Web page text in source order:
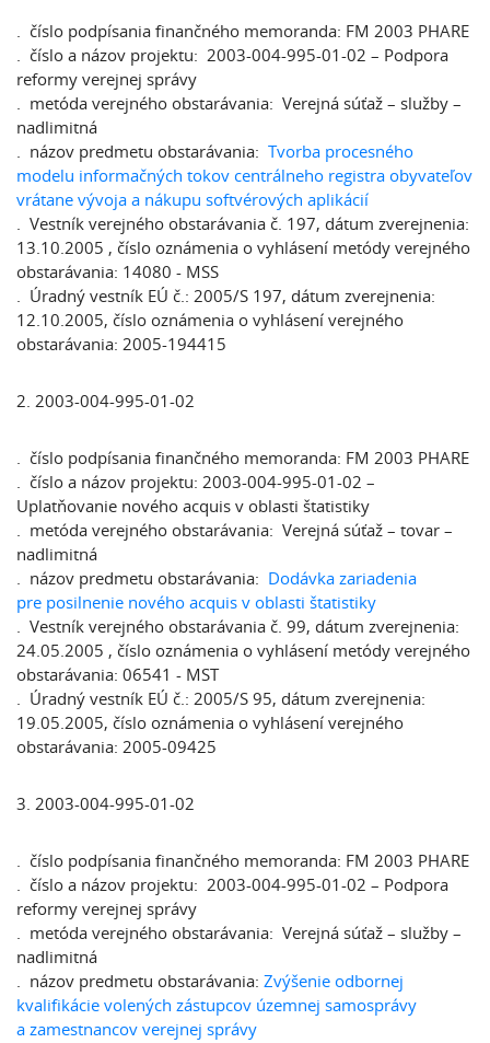
. číslo podpísania finančného memoranda: FM 2003 PHARE
. číslo a názov projektu: 2003-004-995-01-02 – Podpora
reformy verejnej správy
. metóda verejného obstarávania: Verejná súťaž – služby –
nadlimitná
. názov predmetu obstarávania: Tvorba procesného
modelu informačných tokov centrálneho registra obyvateľov
vrátane vývoja a nákupu softvérových aplikácií
. Vestník verejného obstarávania č. 197, dátum zverejnenia:
13.10.2005 , číslo oznámenia o vyhlásení metódy verejného
obstarávania: 14080 - MSS
. Úradný vestník EÚ č.: 2005/S 197, dátum zverejnenia:
12.10.2005, číslo oznámenia o vyhlásení verejného
obstarávania: 2005-194415
2. 2003-004-995-01-02
. číslo podpísania finančného memoranda: FM 2003 PHARE
. číslo a názov projektu: 2003-004-995-01-02 –
Uplatňovanie nového acquis v oblasti štatistiky
. metóda verejného obstarávania: Verejná súťaž – tovar –
nadlimitná
. názov predmetu obstarávania: Dodávka zariadenia
pre posilnenie nového acquis v oblasti štatistiky
. Vestník verejného obstarávania č. 99, dátum zverejnenia:
24.05.2005 , číslo oznámenia o vyhlásení metódy verejného
obstarávania: 06541 - MST
. Úradný vestník EÚ č.: 2005/S 95, dátum zverejnenia:
19.05.2005, číslo oznámenia o vyhlásení verejného
obstarávania: 2005-09425
3. 2003-004-995-01-02
. číslo podpísania finančného memoranda: FM 2003 PHARE
. číslo a názov projektu: 2003-004-995-01-02 – Podpora
reformy verejnej správy
. metóda verejného obstarávania: Verejná súťaž – služby –
nadlimitná
. názov predmetu obstarávania: Zvýšenie odbornej
kvalifikácie volených zástupcov územnej samosprávy
a zamestnancov verejnej správy